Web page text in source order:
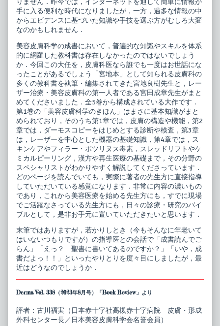
学
の
き
ほ
published
on
系
1
美
容
膚
科
学
の
き
ほ
ん,
りません．昨今では，インターネットを通して簡単に情報が
手に入る便利な時代になりましたが，一方，過多な情報の中
からエビデンスに基づいた知識や手技を選ぶ方がむしろ大変
なのかもしれません．
美容皮膚科学の成書において，普遍的な知識やスキルを体系
的に網羅した教科書は存在しなかったのではないでしょう
か．今回この大任を，皮膚科医なら誰でも一度はお世話にな
ったことがあるでしょう「宮地本」として知られる皮膚科の
多くの教科書を執筆・編集されてきた宮地良樹先生と，レー
ザー治療・美容皮膚科の第一人者である宮田成章先生がまと
めてくださいました．全5巻から構成されている大作です．
第1巻の「美容皮膚科学のきほん」はまさに基本知識がまと
められており，そのうち第1章では，皮膚の構造や機能，第2
章では，ダーモスコピーをはじめとする診断や検査，第3章
は，レーザーを中心とした機器の基礎知識，第4章では，ス
キンケアやフィラー・ボツリヌス毒素，スレッドリフトやケ
ミカルピーリング，漢方や再生医療の基礎まで，その分野の
スペシャリストがわかりやすく解説してくださっています．
どのページを読んでいても，実際に著者の先生方に直接指導
していただいている感覚になります．非常に内容の濃いもの
であり，これから美容医療を始める先生方にも，すでに現場
でご活躍なさっている先生方にも，日々の診療・研究のバイ
ブルとして，是非お手元に置いていただきたいと思います．
末筆ではありますが，若かりしとき（今もそんなに年老いて
はいないつもりですが）の指導医との会話で「成書読んでご
らん」「えっ？ 聖書に書いてあるのですか？」「いや，成
書だよっ！！」といったやりとりを度々目にしましたが，最
近はどうなのでしょうか．
Derma Vol. 338（2023年8月号）「Book Review」より
評者：古川福実（日本赤十字社高槻赤十字病院 皮膚・形成
外科センター長／日本美容皮膚科学会名誉会員）